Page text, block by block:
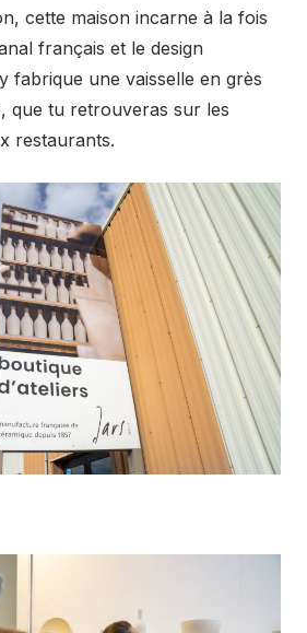
cette maison incarne à la fois
français et le design
fabrique une vaisselle en grès
que tu retrouveras sur les
restaurants.